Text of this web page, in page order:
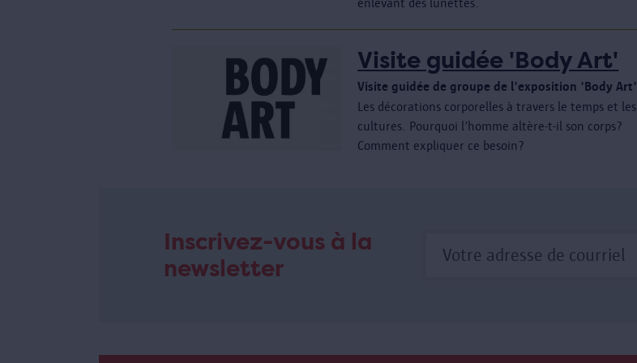
enlevant des lunettes.
Visite guidée 'Body Art'
Visite guidée de groupe de l'exposition 'Body Art'
Les décorations corporelles à travers le temps et les
cultures. Pourquoi l’homme altère-t-il son corps?
Comment expliquer ce besoin?
Inscrivez-vous à la
newsletter